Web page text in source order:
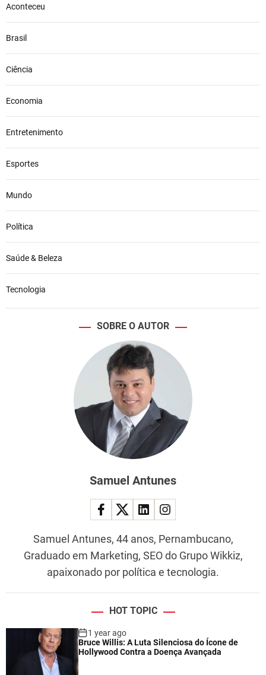
Aconteceu
Brasil
Ciência
Economia
Entretenimento
Esportes
Mundo
Política
Saúde & Beleza
Tecnologia
SOBRE O AUTOR
Samuel Antunes
Samuel Antunes, 44 anos, Pernambucano,
Graduado em Marketing, SEO do Grupo Wikkiz,
apaixonado por política e tecnologia.
HOT TOPIC
1 year ago
Bruce Willis: A Luta Silenciosa do Ícone de
Hollywood Contra a Doença Avançada